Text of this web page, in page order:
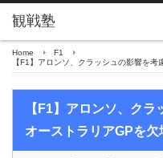
Home
F1
【F1】アロンソ、クラッシュの影響を
【F1】アロンソ、ク
オーストラリアGPを欠